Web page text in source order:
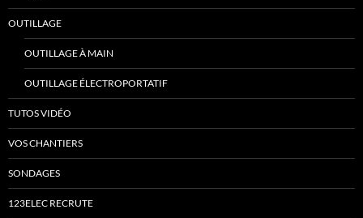
OUTILLAGE
OUTILLAGE À MAIN
OUTILLAGE ÉLECTROPORTATIF
TUTOS VIDÉO
VOS CHANTIERS
SONDAGES
123ELEC RECRUTE